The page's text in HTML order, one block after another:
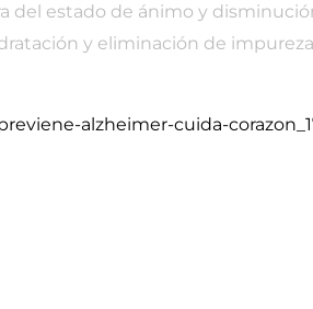
del estado de ánimo y
y eliminación de
alzheimer-cuida-